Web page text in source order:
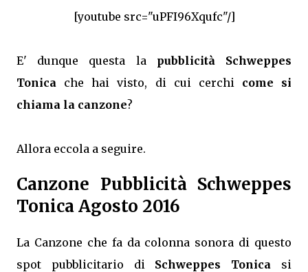
[youtube src="uPFI96Xqufc"/]
E' dunque questa la pubblicità Schweppes
Tonica che hai visto, di cui cerchi come si
chiama la canzone?
Allora eccola a seguire.
Canzone Pubblicità Schweppes
Tonica Agosto 2016
La Canzone che fa da colonna sonora di questo
spot pubblicitario di Schweppes Tonica si